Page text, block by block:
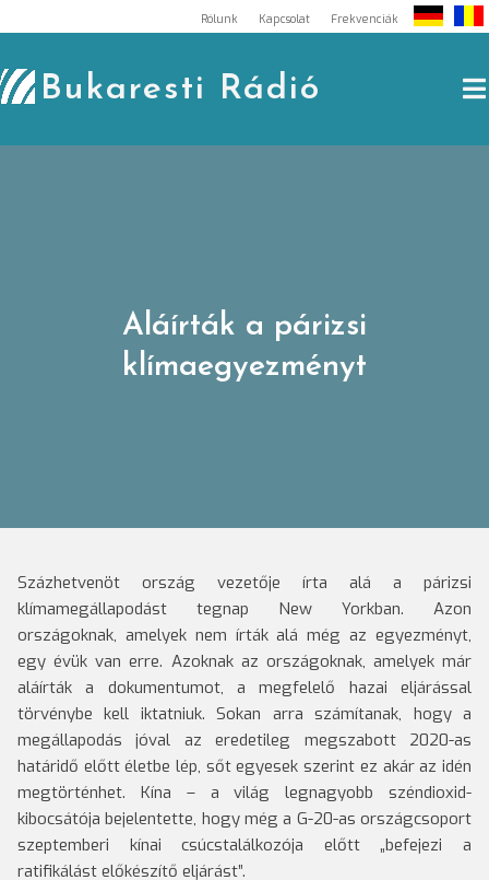
to
content
Rólunk Kapcsolat Frekvenciák
Bukaresti Rádió
Aláírták a párizsi
klímaegyezményt
Százhetvenöt ország vezetője írta alá a párizsi
klímamegállapodást tegnap New Yorkban. Azon
országoknak, amelyek nem írták alá még az egyezményt,
egy évük van erre. Azoknak az országoknak, amelyek már
aláírták a dokumentumot, a megfelelő hazai eljárással
törvénybe kell iktatniuk. Sokan arra számítanak, hogy a
megállapodás jóval az eredetileg megszabott 2020-as
határidő előtt életbe lép, sőt egyesek szerint ez akár az idén
megtörténhet. Kína – a világ legnagyobb széndioxid-
kibocsátója bejelentette, hogy még a G-20-as országcsoport
szeptemberi kínai csúcstalálkozója előtt „befejezi a
ratifikálást előkészítő eljárást”.